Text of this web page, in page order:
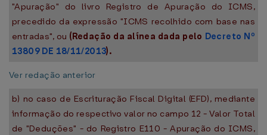
"Apuração" do livro Registro de Apuração do ICMS,
precedido da expressão "ICMS recolhido com base nas
entradas", ou (Redação da alínea dada pelo Decreto Nº
13809 DE 18/11/2013).
Ver redação anterior
b) no caso de Escrituração Fiscal Digital (EFD), mediante
informação do respectivo valor no campo 12 - Valor Total
de "Deduções" - do Registro E110 - Apuração do ICMS,